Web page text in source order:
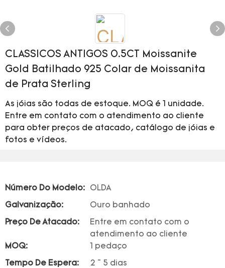
CLASSICOS ANTIGOS 0.5CT Moissanite
Gold Batilhado 925 Colar de Moissanita
de Prata Sterling
As jóias são todas de estoque. MOQ é 1 unidade.
Entre em contato com o atendimento ao cliente
para obter preços de atacado, catálogo de jóias e
fotos e vídeos.
Número Do Modelo: OLDA
Galvanização: Ouro banhado
Preço De Atacado:
Entre em contato com o
atendimento ao cliente
MOQ:
1 pedaço
Tempo De Espera: 2 ~ 5 dias